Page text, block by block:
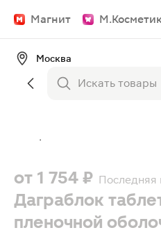
Магнит
Москва
от 1 754 ₽ Последняя
Даграблок
пленочной